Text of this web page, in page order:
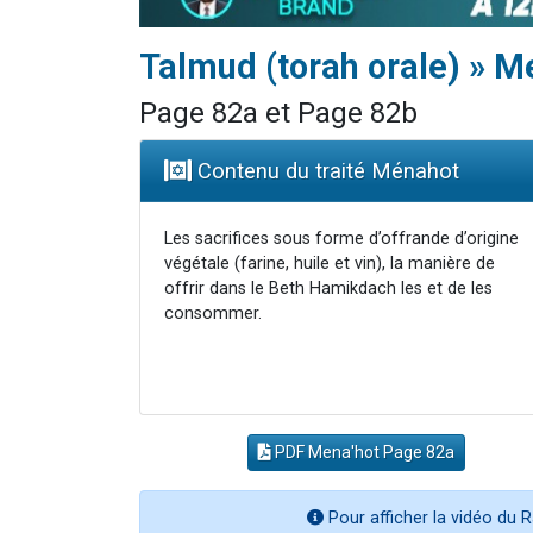
Talmud (torah orale) »
Page 82a et Page 82b
Contenu du traité Ménahot
Les sacrifices sous forme d’offrande d’origine
végétale (farine, huile et vin), la manière de
offrir dans le Beth Hamikdach les et de les
consommer.
PDF Mena'hot Page 82a
Pour afficher la vidéo du